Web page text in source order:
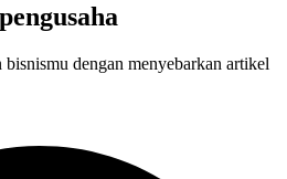
dengan menyebarkan artikel